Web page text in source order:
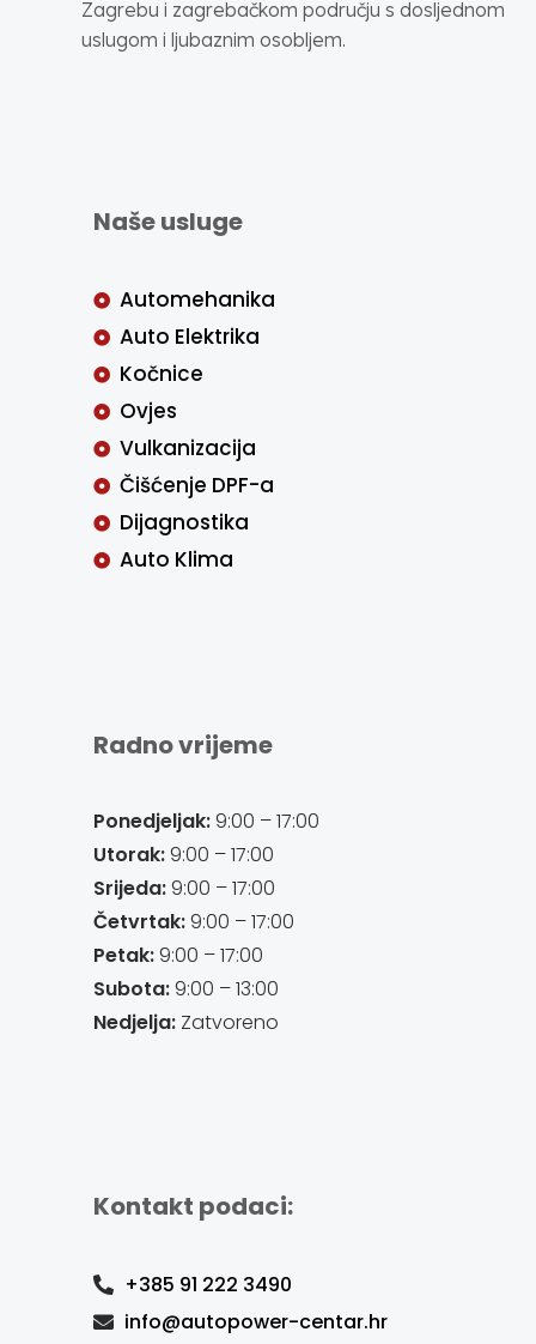
Zagrebu i zagrebačkom području s dosljednom
uslugom i ljubaznim osobljem.
Naše usluge
Automehanika
Auto Elektrika
Kočnice
Ovjes
Vulkanizacija
Čišćenje DPF-a
Dijagnostika
Auto Klima
Radno vrijeme
Ponedjeljak:9:00 – 17:00
Utorak:9:00 – 17:00
Srijeda:9:00 – 17:00
Četvrtak:9:00 – 17:00
Petak:9:00 – 17:00
Subota:9:00 – 13:00
Nedjelja:Zatvoreno
Kontakt podaci:
+385 91 222 3490
info@autopower-centar.hr